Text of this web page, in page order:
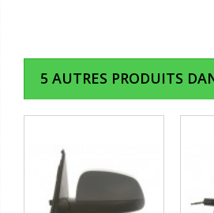
5 AUTRES PRODUITS